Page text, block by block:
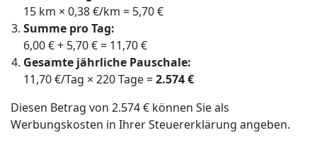
15 km × 0,38 €/km = 5,70 €
Summe pro Tag:
6,00 € + 5,70 € = 11,70 €
Gesamte jährliche Pauschale:
11,70 €/Tag × 220 Tage =2.574 €
Diesen Betrag von 2.574 € können Sie als
Werbungskosten in Ihrer Steuererklärung angeben.